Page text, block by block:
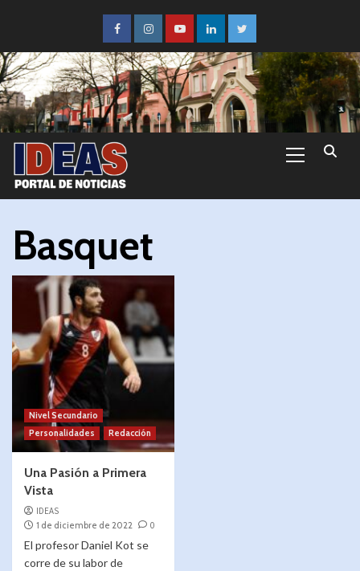
Basquet
Nivel Secundario
Personalidades
Redacción
Una Pasión a Primera
Vista
IDEAS
1 de diciembre de 2022
0
El profesor Daniel Kot se
corre de su labor de